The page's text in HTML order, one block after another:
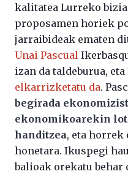
kalitatea Lurreko
proposamen horiek
jarraibideak ematen
Unai Pascual
izan da taldeburua, eta
elkarrizketatu da.
begirada
ekonomikoarekin
handitzea, eta horrek
honetara. Ikuspegi
balioak orekatu behar